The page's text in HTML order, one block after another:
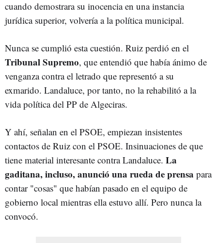
cuando demostrara su inocencia en una instancia
jurídica superior, volvería a la política municipal.
Nunca se cumplió esta cuestión. Ruiz perdió en el
Tribunal Supremo, que entendió que había ánimo de
venganza contra el letrado que representó a su
exmarido. Landaluce, por tanto, no la rehabilitó a la
vida política del PP de Algeciras.
Y ahí, señalan en el PSOE, empiezan insistentes
contactos de Ruiz con el PSOE. Insinuaciones de que
tiene material interesante contra Landaluce. La
gaditana, incluso, anunció una rueda de prensa para
contar "cosas" que habían pasado en el equipo de
gobierno local mientras ella estuvo allí. Pero nunca la
convocó.